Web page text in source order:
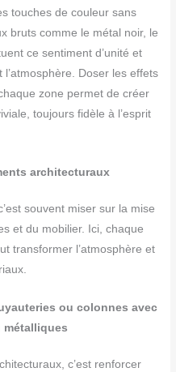
touches de couleur sans
bruts comme le métal noir, le
ce sentiment d’unité et
Doser les effets
zone permet de créer
toujours fidèle à l’esprit
architecturaux
souvent miser sur la mise
et du mobilier. Ici, chaque
transformer l’atmosphère et
ou colonnes avec
c’est renforcer